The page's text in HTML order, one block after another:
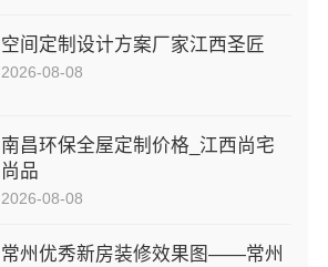
空间定制设计方案厂家江西圣匠
2026-08-08
南昌环保全屋定制价格_江西尚宅
尚品
2026-08-08
常州优秀新房装修效果图——常州